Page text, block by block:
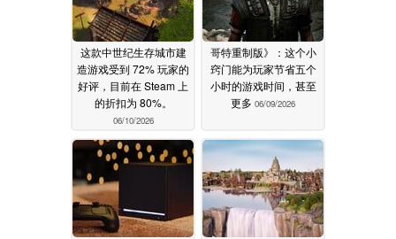
这款中世纪生存城市建
造游戏受到 72% 玩家的
好评，目前在 Steam 上
的折扣为 80%。
06/10/2026
哥特重制版》：这个小
窍门能为玩家节省五个
小时的游戏时间，甚至
更多 06/09/2026